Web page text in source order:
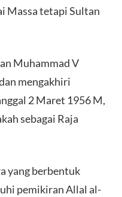
Massa tetapi Sultan
Muhammad V
mengakhiri
2 Maret 1956 M,
sebagai Raja
yang berbentuk
pemikiran Allal al-